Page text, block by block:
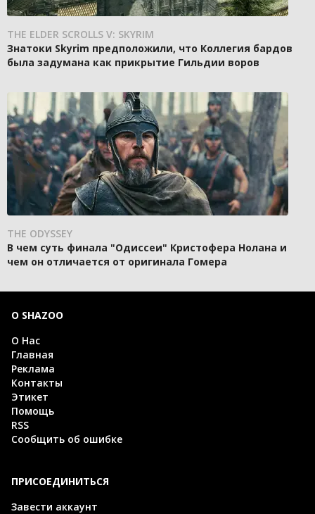
THE ELDER SCROLLS V: SKYRIM
Знатоки Skyrim предположили, что Коллегия бардов
была задумана как прикрытие Гильдии воров
THE ODYSSEY
В чем суть финала "Одиссеи" Кристофера Нолана и
чем он отличается от оригинала Гомера
О SHAZOO
О Нас
Главная
Реклама
Контакты
Этикет
Помощь
RSS
Сообщить об ошибке
ПРИСОЕДИНИТЬСЯ
Завести аккаунт